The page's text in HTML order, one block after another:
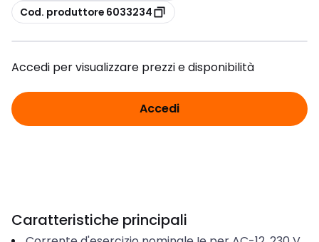
copia
Cod. produttore 6033234
Accedi per visualizzare prezzi e disponibilità
Accedi
Caratteristiche principali